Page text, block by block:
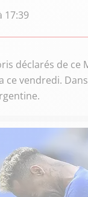
17:39
déclarés de ce
ce vendredi.